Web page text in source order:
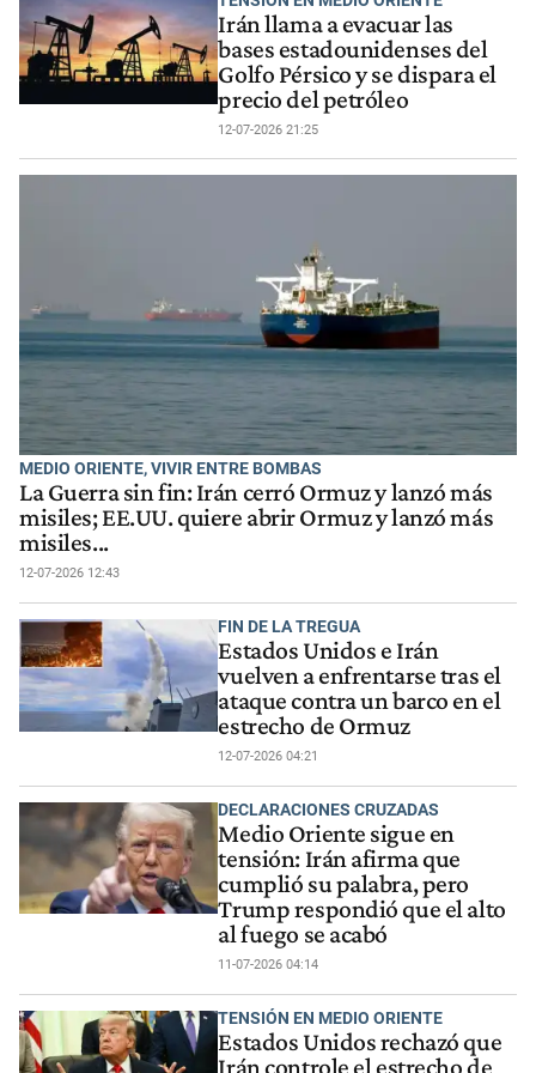
Irán llama a evacuar las
bases estadounidenses del
Golfo Pérsico y se dispara el
precio del petróleo
12-07-2026 21:25
MEDIO ORIENTE, VIVIR ENTRE BOMBAS
La Guerra sin fin: Irán cerró Ormuz y lanzó más
misiles; EE.UU. quiere abrir Ormuz y lanzó más
misiles...
12-07-2026 12:43
FIN DE LA TREGUA
Estados Unidos e Irán
vuelven a enfrentarse tras el
ataque contra un barco en el
estrecho de Ormuz
12-07-2026 04:21
DECLARACIONES CRUZADAS
Medio Oriente sigue en
tensión: Irán afirma que
cumplió su palabra, pero
Trump respondió que el alto
al fuego se acabó
11-07-2026 04:14
TENSIÓN EN MEDIO ORIENTE
Estados Unidos rechazó que
Irán controle el estrecho de